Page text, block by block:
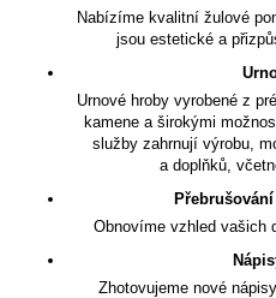
Nabízíme kvalitní žulové
jsou estetické a
Urnové hroby vyrobené z
kamene a širokými
služby zahrnují výrobu,
a doplňků,
Obnovíme vzhled vašich
Zhotovujeme nové